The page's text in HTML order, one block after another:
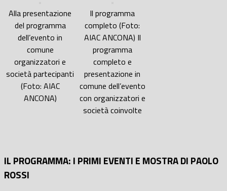
Alla presentazione
del programma
dell’evento in
comune
organizzatori e
società partecipanti
(Foto: AIAC
ANCONA)
Il programma
completo (Foto:
AIAC ANCONA) Il
programma
completo e
presentazione in
comune dell’evento
con organizzatori e
società coinvolte
IL PROGRAMMA: I PRIMI EVENTI E MOSTRA DI PAOLO
ROSSI